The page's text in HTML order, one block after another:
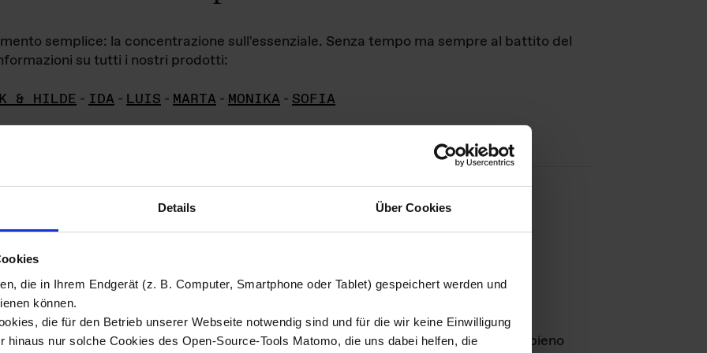
Details Über Cookies
die in Ihrem Endgerät (z. B. Computer, Smartphone oder Tablet) gespeichert werden und
können.
die für den Betrieb unserer Webseite notwendig sind und für die wir keine Einwilligung
hinaus nur solche Cookies des Open-Source-Tools Matomo, die uns dabei helfen, die
semplice: la concentrazione sull'essenziale. Senza tempo ma sempre al battito del
su tutti i nostri prodotti:
& HILDE - IDA - LUIS - MARTA - MONIKA - SOFIA
di immagini
materiale fotografico sono detenuti daDas ganze LebenGmbH e rimangono in pieno